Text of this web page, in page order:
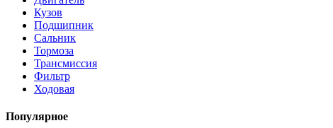
Кузов
Подшипник
Сальник
Тормоза
Трансмиссия
Фильтр
Ходовая
Популярное